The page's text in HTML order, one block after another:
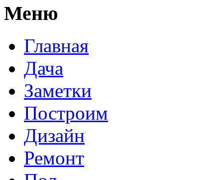
Меню
Главная
Дача
Заметки
Построим
Дизайн
Ремонт